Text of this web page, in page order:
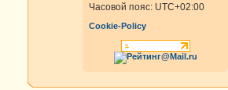
Часовой пояс: UTC+02:00
Cookie-Policy